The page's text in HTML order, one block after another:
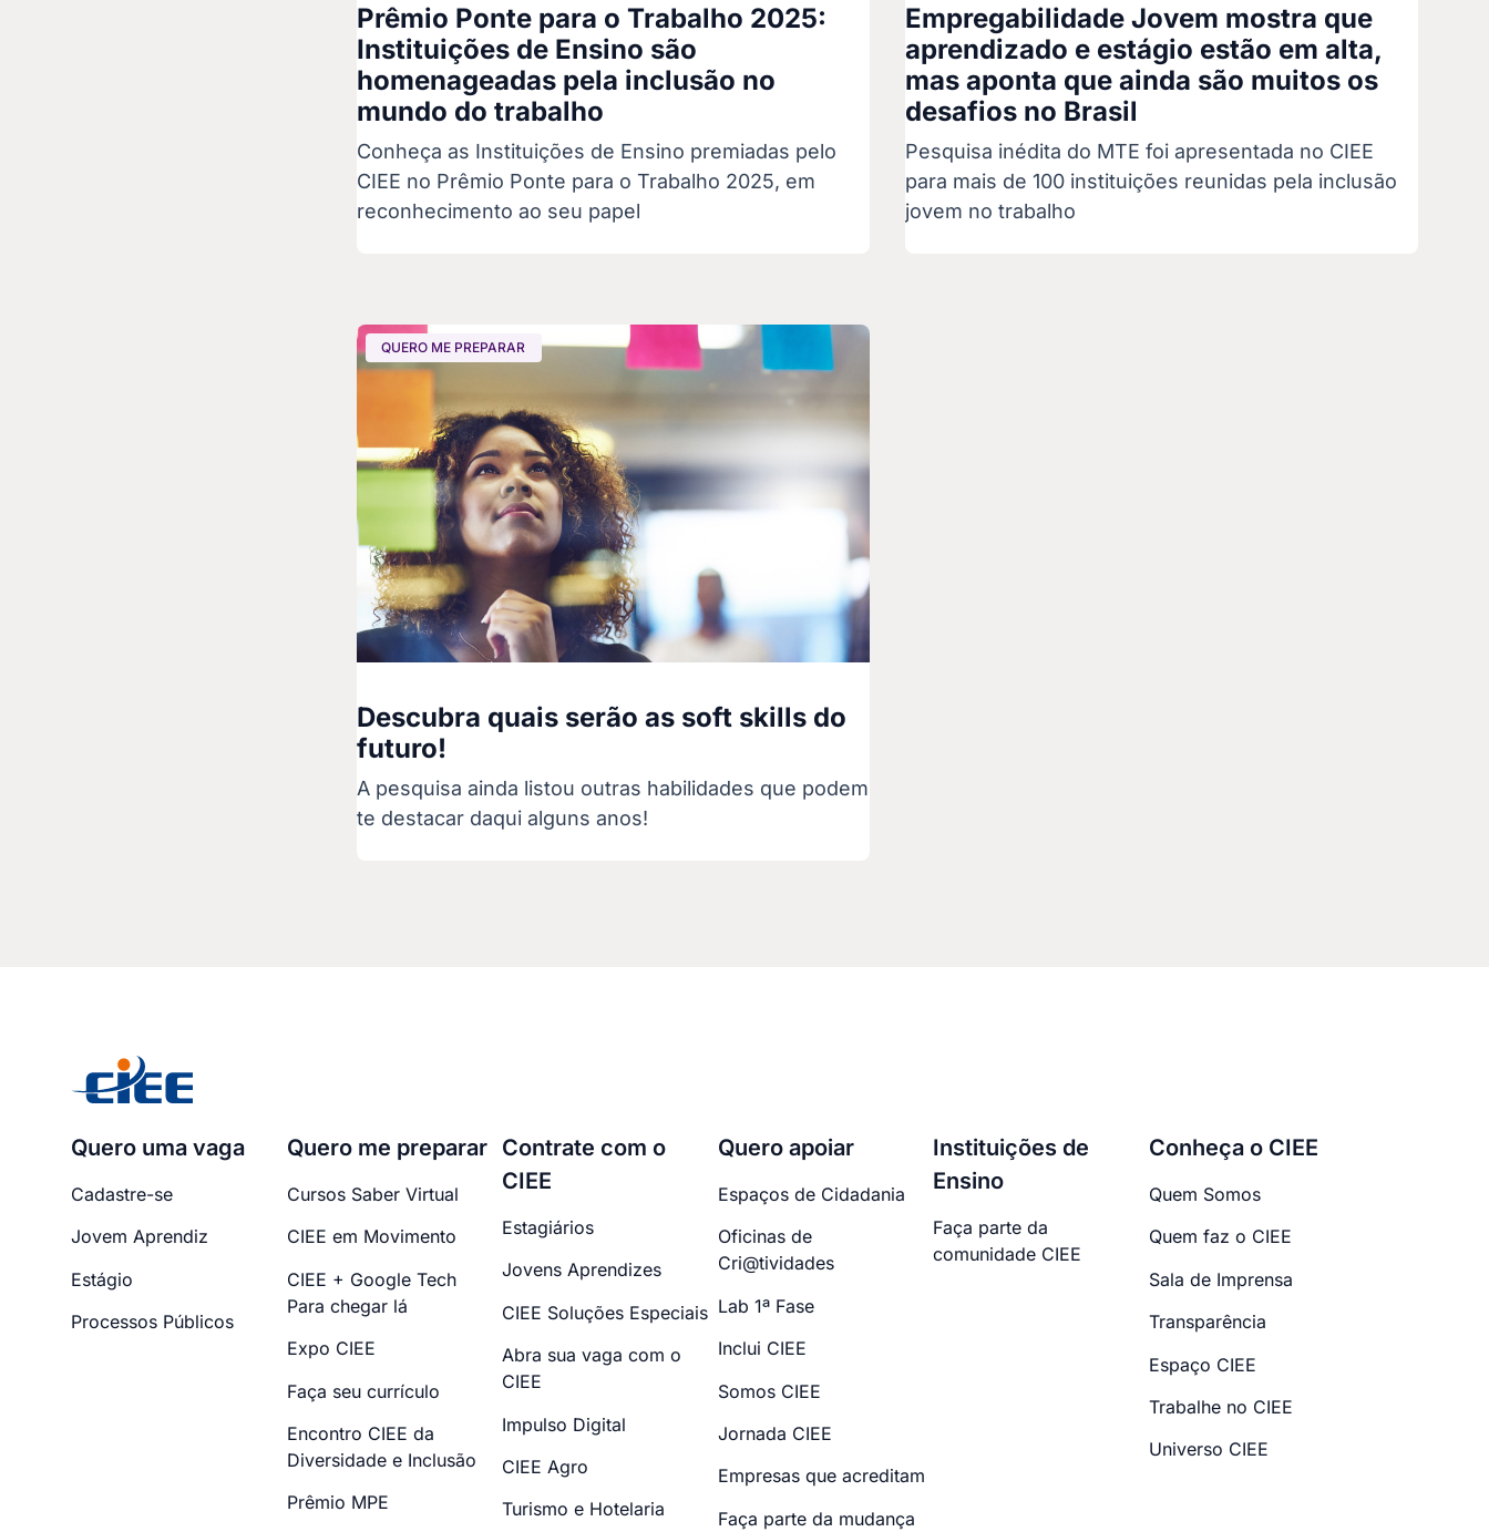
Prêmio Ponte para o Trabalho 2025:
Instituições de Ensino são
homenageadas pela inclusão no
mundo do trabalho
Conheça as Instituições de Ensino premiadas pelo
CIEE no Prêmio Ponte para o Trabalho 2025, em
reconhecimento ao seu papel
Empregabilidade Jovem mostra que
aprendizado e estágio estão em alta,
mas aponta que ainda são muitos os
desafios no Brasil
Pesquisa inédita do MTE foi apresentada no CIEE
para mais de 100 instituições reunidas pela inclusão
jovem no trabalho
QUERO ME PREPARAR
Descubra quais serão as soft skills do
futuro!
A pesquisa ainda listou outras habilidades que podem
te destacar daqui alguns anos!
Quero uma vaga
Cadastre-se
Jovem Aprendiz
Estágio
Processos Públicos
Quero me preparar
Cursos Saber Virtual
CIEE em Movimento
CIEE + Google Tech
Para chegar lá
Expo CIEE
Faça seu currículo
Encontro CIEE da
Diversidade e Inclusão
Prêmio MPE
Contrate com o
CIEE
Estagiários
Jovens Aprendizes
CIEE Soluções Especiais
Abra sua vaga com o
CIEE
Impulso Digital
CIEE Agro
Turismo e Hotelaria
Quero apoiar
Espaços de Cidadania
Oficinas de
Cri@tividades
Lab 1ª Fase
Inclui CIEE
Somos CIEE
Jornada CIEE
Empresas que acreditam
Faça parte da mudança
Instituições de
Ensino
Faça parte da
comunidade CIEE
Conheça o CIEE
Quem Somos
Quem faz o CIEE
Sala de Imprensa
Transparência
Espaço CIEE
Trabalhe no CIEE
Universo CIEE